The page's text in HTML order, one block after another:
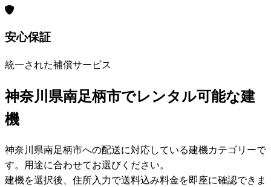
安心保証
統一された補償サービス
神奈川県南足柄市でレンタル可能な建
機
神奈川県南足柄市への配送に対応している建機カテゴリーで
す。用途に合わせてお選びください。
建機を選択後、住所入力で送料込み料金を即座に確認できま